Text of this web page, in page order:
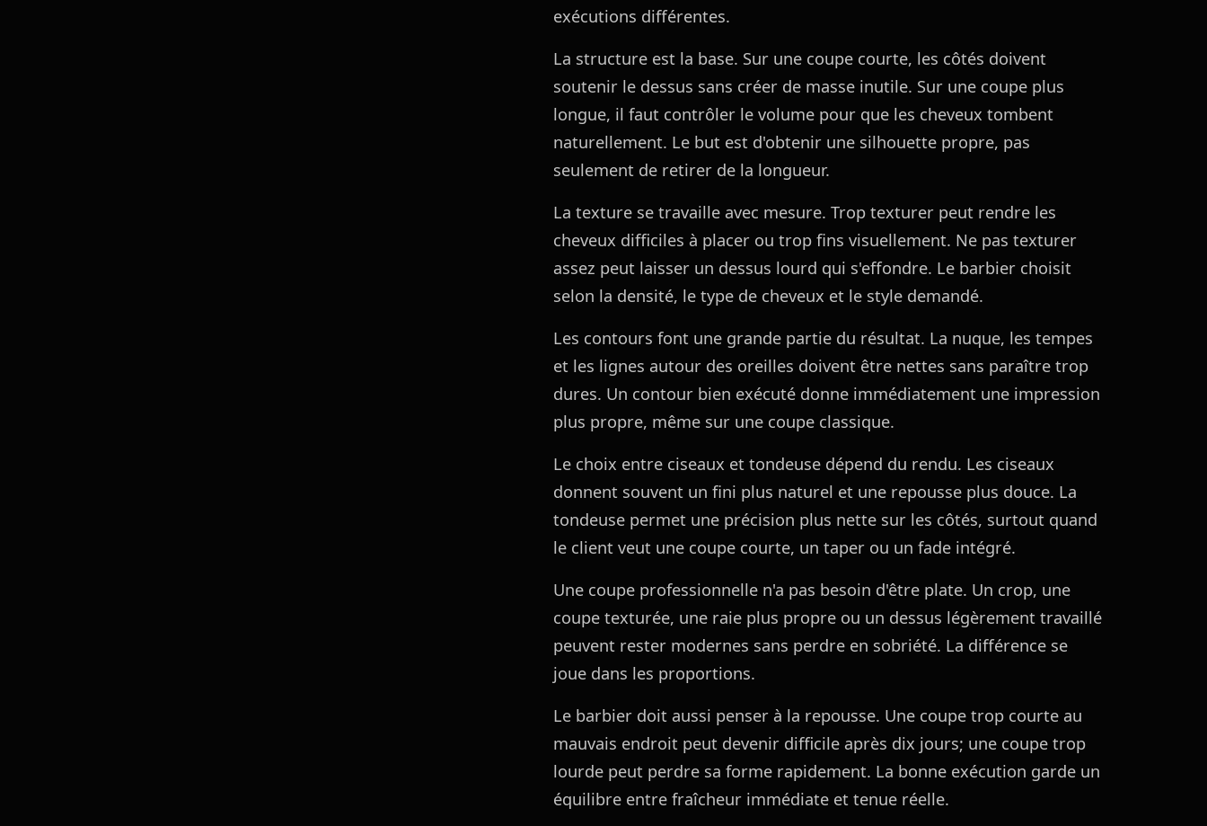
exécutions différentes.
La structure est la base. Sur une coupe courte, les côtés doivent
soutenir le dessus sans créer de masse inutile. Sur une coupe plus
longue, il faut contrôler le volume pour que les cheveux tombent
naturellement. Le but est d'obtenir une silhouette propre, pas
seulement de retirer de la longueur.
La texture se travaille avec mesure. Trop texturer peut rendre les
cheveux difficiles à placer ou trop fins visuellement. Ne pas texturer
assez peut laisser un dessus lourd qui s'effondre. Le barbier choisit
selon la densité, le type de cheveux et le style demandé.
Les contours font une grande partie du résultat. La nuque, les tempes
et les lignes autour des oreilles doivent être nettes sans paraître trop
dures. Un contour bien exécuté donne immédiatement une impression
plus propre, même sur une coupe classique.
Le choix entre ciseaux et tondeuse dépend du rendu. Les ciseaux
donnent souvent un fini plus naturel et une repousse plus douce. La
tondeuse permet une précision plus nette sur les côtés, surtout quand
le client veut une coupe courte, un taper ou un fade intégré.
Une coupe professionnelle n'a pas besoin d'être plate. Un crop, une
coupe texturée, une raie plus propre ou un dessus légèrement travaillé
peuvent rester modernes sans perdre en sobriété. La différence se
joue dans les proportions.
Le barbier doit aussi penser à la repousse. Une coupe trop courte au
mauvais endroit peut devenir difficile après dix jours; une coupe trop
lourde peut perdre sa forme rapidement. La bonne exécution garde un
équilibre entre fraîcheur immédiate et tenue réelle.